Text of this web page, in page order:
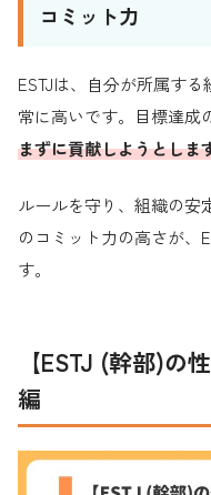
コミット力
ESTJは、自分が所属す
常に高いです。目標達成
まずに貢献しようとしま
ルールを守り、組織の安
のコミット力の高さが、
す。
【ESTJ (幹部)の
編